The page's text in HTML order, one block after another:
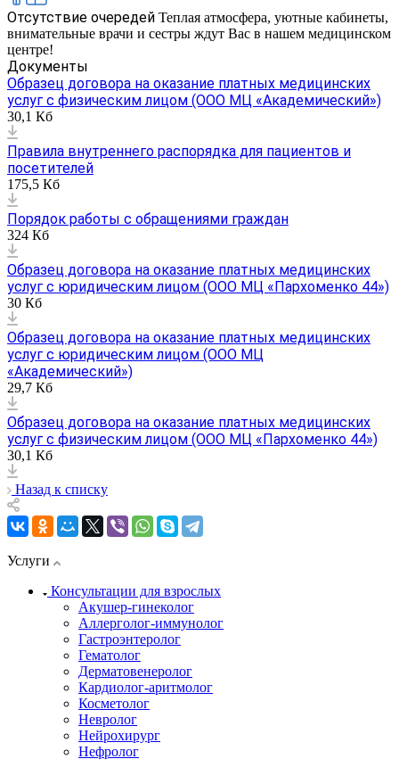
Отсутствие очередей Теплая атмосфера, уютные кабинеты,
внимательные врачи и сестры ждут Вас в нашем медицинском
центре!
Документы
Образец договора на оказание платных медицинских
услуг с физическим лицом (ООО МЦ «Академический»)
30,1 Кб
Правила внутреннего распорядка для пациентов и
посетителей
175,5 Кб
Порядок работы с обращениями граждан
324 Кб
Образец договора на оказание платных медицинских
услуг с юридическим лицом (ООО МЦ «Пархоменко 44»)
30 Кб
Образец договора на оказание платных медицинских
услуг с юридическим лицом (ООО МЦ
«Академический»)
29,7 Кб
Образец договора на оказание платных медицинских
услуг с физическим лицом (ООО МЦ «Пархоменко 44»)
30,1 Кб
Назад к списку
Услуги
Консультации для взрослых
Акушер-гинеколог
Аллерголог-иммунолог
Гастроэнтеролог
Гематолог
Дерматовенеролог
Кардиолог-аритмолог
Косметолог
Невролог
Нейрохирург
Нефролог